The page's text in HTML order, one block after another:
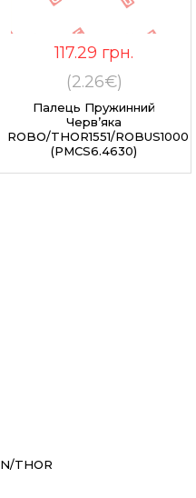
117.29 грн.
(2.26€)
Палець Пружинний
Черв’яка
ROBO/THOR1551/ROBUS1000
(PMCS6.4630)
THOR